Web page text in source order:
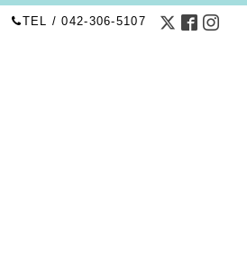
TEL / 042-306-5107